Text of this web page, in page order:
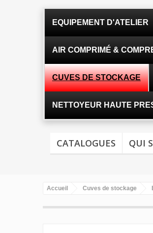
EQUIPEMENT D'ATELIER
AIR COMPRIMÉ &
CUVES DE STOCKAGE
NETTOYEUR HAUTE
CATALOGUES QUI
Accueil Cuves de stockage